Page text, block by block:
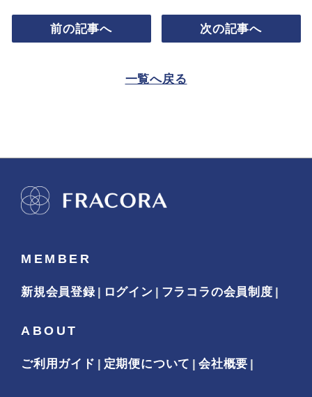
前の記事へ
一覧へ戻る
次の記事へ
MEMBER
新規会員登録 ログイン フラコラの会員制度
ABOUT
ご利用ガイド 定期便について 会社概要